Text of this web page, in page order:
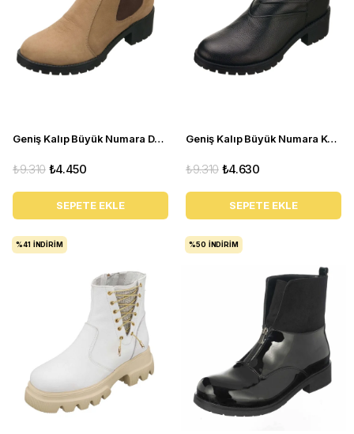
Geniş Kalıp Büyük Numara Deri BOT YSM63 Kum
₺4.450
₺9.310
SEPETE EKLE
Geniş Kalıp Büyük Numara Kadın Bot YSM26 Siyah
₺4.630
₺9.310
SEPETE EKLE
%41 İNDIRIM %50 İNDIRIM